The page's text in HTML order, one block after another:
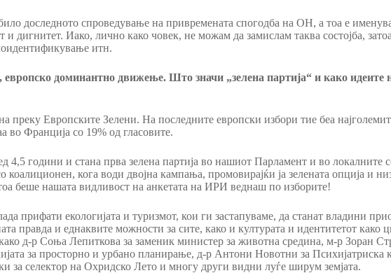
доследното спроведување на привремената спогодба на ОН, а тоа е
дигнитет. Иако, лично како човек, не можам да замислам таква состојба,
итн.
доминантно движење. Што значи „зелена партија“ и како идеите
преку Европските Зелени. На последните европски избори тие беа
во Франција со 19% од гласовите.
години и стана прва зелена партија во нашиот Парламент и во локалните
кога води двојна кампања, промовирајќи ја зелената опција и
беше нашата видливост на анкетата на ИРИ веднаш по изборите!
прифати екологијата и туризмот, кои ги застапуваме, да станат владини
и еднаквите можности за сите, како и културата и идентитетот како
д-р Соња Лепиткова за заменик министер за животна средина, м-р Зоран
за просторно и урбано планирање, д-р Антони Новотни за
за селектор на Охридско Лето и многу други видни луѓе ширум земјата.